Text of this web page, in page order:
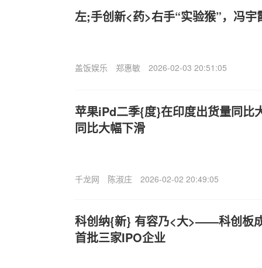
左;手创新<药>右手“实验猴”，冯
盖饭娱乐 郑惠敏 2026-02-03 20:51:05
苹果iPd二季{度}在印度出货量同比
同比大幅下滑
千龙网 陈淑庄 2026-02-02 20:49:05
科创纳{新} 有容乃<大>——科创板
首批三家IPO企业